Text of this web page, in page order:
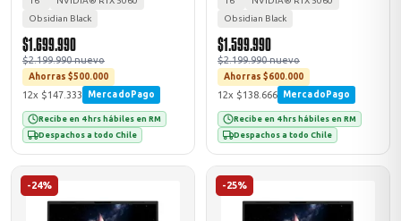
Obsidian Black
$1.699.990
$2.199.990 nuevo
Ahorras $500.000
12x $147.333 MercadoPago
Recibe en 4 hrs hábiles en RM
Despachos a todo Chile
Obsidian Black
$1.599.990
$2.199.990 nuevo
Ahorras $600.000
12x $138.666 MercadoPago
Recibe en 4 hrs hábiles en RM
Despachos a todo Chile
-24% -25%